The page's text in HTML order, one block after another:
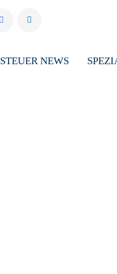
STEUER NEWS